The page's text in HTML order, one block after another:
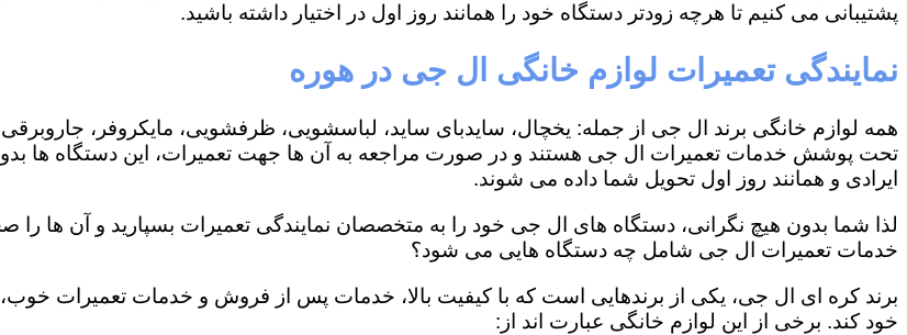
پشتیبانی می کنیم تا هرچه زودتر دستگاه خود را همانند روز اول در اختیار داشته باشید.
نمایندگی تعمیرات لوازم خانگی ال جی در هوره
همه لوازم خانگی برند ال جی از جمله: یخچال، سایدبای ساید، لباسشویی، ظرفشویی، مایکروفر،
تحت پوشش خدمات تعمیرات ال جی هستند و در صورت مراجعه به آن ها جهت تعمیرات، این دستگاه ها
ایرادی و همانند روز اول تحویل شما داده می شوند.
لذا شما بدون هیچ نگرانی، دستگاه های ال جی خود را به متخصصان نمایندگی تعمیرات بسپارید و آن ها را
خدمات تعمیرات ال جی شامل چه دستگاه هایی می شود؟
برند کره ای ال جی، یکی از برندهایی است که با کیفیت بالا، خدمات پس از فروش و خدمات تعمیرات خوب،
خود کند. برخی از این لوازم خانگی عبارت اند از: